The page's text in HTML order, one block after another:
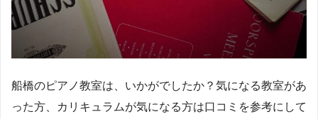
船橋のピアノ教室は、いかがでしたか？気になる教室があ
った方、カリキュラムが気になる方は口コミを参考にして